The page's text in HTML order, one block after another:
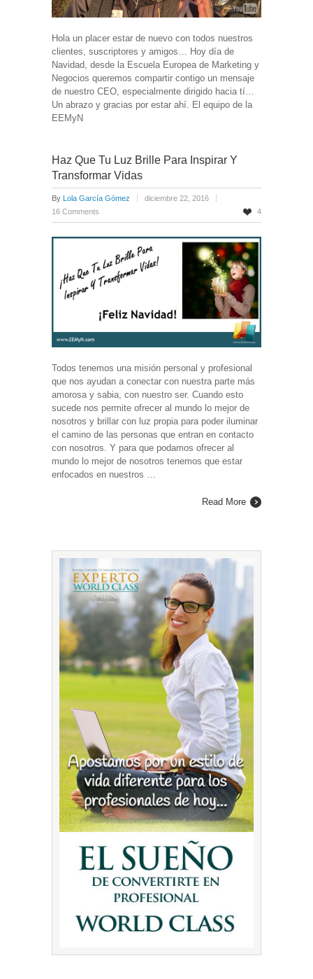
Hola un placer estar de nuevo con todos nuestros
clientes, suscriptores y amigos… Hoy día de
Navidad, desde la Escuela Europea de Marketing y
Negocios queremos compartir contigo un mensaje
de nuestro CEO, especialmente dirigido hacia tí…
Un abrazo y gracias por estar ahí. El equipo de la
EEMyN
Haz Que Tu Luz Brille Para Inspirar Y
Transformar Vidas
By Lola García Gómez
diciembre 22, 2016
16 Comments
4
Todos tenemos una misión personal y profesional
que nos ayudan a conectar con nuestra parte más
amorosa y sabia, con nuestro ser. Cuando esto
sucede nos permite ofrecer al mundo lo mejor de
nosotros y brillar con luz propia para poder iluminar
el camino de las personas que entran en contacto
con nosotros. Y para que podamos ofrecer al
mundo lo mejor de nosotros tenemos que estar
enfocados en nuestros …
Read More